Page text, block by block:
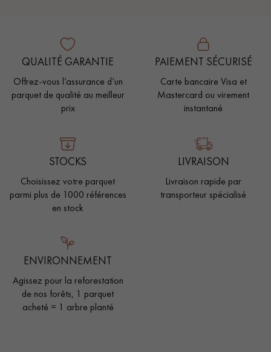
QUALITÉ GARANTIE
Offrez-vous l’assurance d’un
parquet de qualité au meilleur
prix
PAIEMENT SÉCURISÉ
Carte bancaire Visa et
Mastercard ou virement
instantané
STOCKS
Choisissez votre parquet
parmi plus de 1000 références
en stock
LIVRAISON
Livraison rapide par
transporteur spécialisé
ENVIRONNEMENT
Agissez pour la reforestation
de nos forêts, 1 parquet
acheté = 1 arbre planté